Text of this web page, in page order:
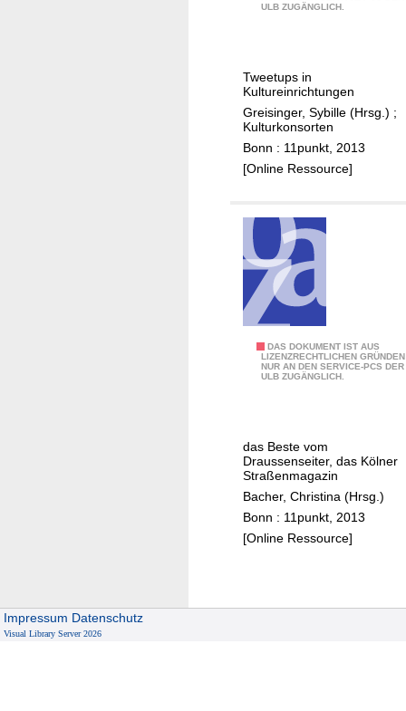
ULB ZUGÄNGLICH.
u
t
w
e
e
l
o
v
e
Tweetups in
Kultureinrichtungen
Greisinger, Sybille (Hrsg.) ;
Kulturkonsorten
Bonn : 11punkt, 2013
[Online Ressource]
DAS DOKUMENT IST AUS
LIZENZRECHTLICHEN GRÜNDEN
NUR AN DEN SERVICE-PCS DER
ULB ZUGÄNGLICH.
r
o
t
z
(
das Beste vom
Draussenseiter, das Kölner
Straßenmagazin
Bacher, Christina (Hrsg.)
Bonn : 11punkt, 2013
[Online Ressource]
Impressum Datenschutz
Visual Library Server 2026